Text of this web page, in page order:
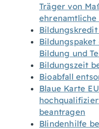
Träger von
Bildung und
Bildungszeit
Bioabfall
Blaue Karte
beantragen
Blindenhilfe